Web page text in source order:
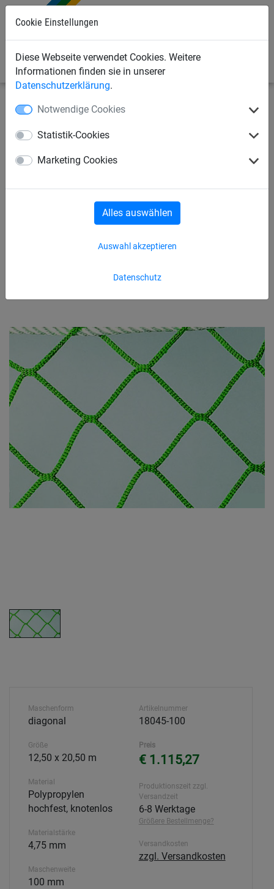
Cookie Einstellungen
Diese Webseite verwendet Cookies. Weitere
Informationen finden sie in unserer
Datenschutzerklärung.
Notwendige Cookies
Statistik-Cookies
Marketing Cookies
Datenschutz
Auswahl akzeptieren
Alles auswählen
Bauschutznetze
Personenauffangnetze
Auffangnetz 12,50 x 20,50 m,
MW: 100 mm (rhombisch), mit
Maschenform
diagonal
Größe
12,50 x 20,50 m
Material
Polypropylen
hochfest, knotenlos
Materialstärke
4,75 mm
Maschenweite
100 mm
Artikelnummer
18045-100
Preis
€ 1.115,27
Produktionszeit zzgl.
Versandzeit
6-8 Werktage
Größere Bestellmenge?
Versandkosten
zzgl. Versandkosten